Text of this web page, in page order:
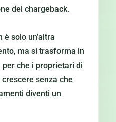
dei chargeback.
è solo un’altra
ma si trasforma in
che i proprietari di
senza che
diventi un